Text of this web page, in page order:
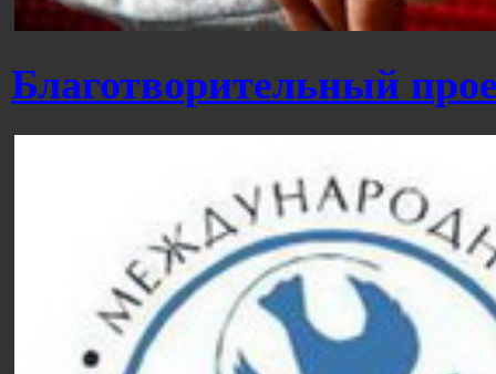
Благотворительный